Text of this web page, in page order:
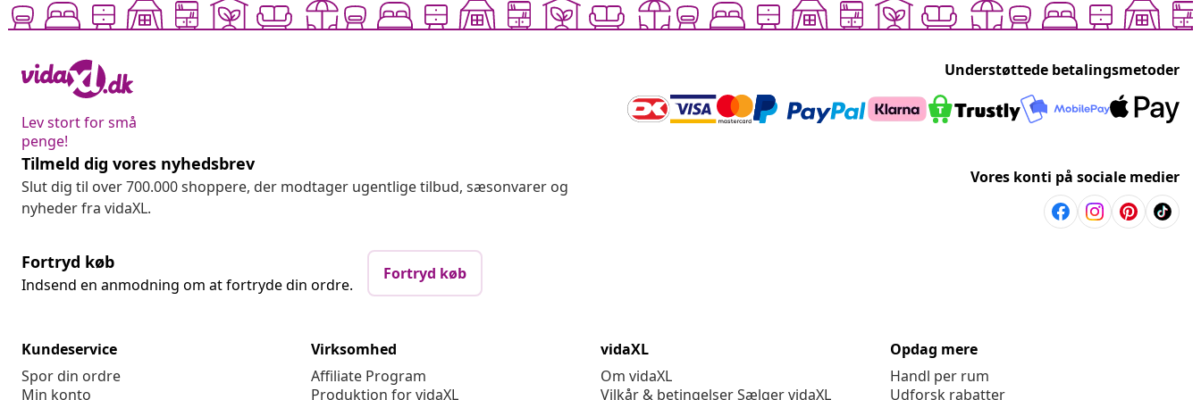
Lev stort for små
penge!
Understøttede betalingsmetoder
Tilmeld dig vores nyhedsbrev
Slut dig til over 700.000 shoppere, der modtager ugentlige tilbud, sæsonvarer og
nyheder fra vidaXL.
Vores konti på sociale medier
Fortryd køb
Indsend en anmodning om at fortryde din ordre.
Fortryd køb
Kundeservice
Spor din ordre
Min konto
Virksomhed
Affiliate Program
Produktion for vidaXL
vidaXL
Om vidaXL
Vilkår & betingelser Sælger vidaXL
Opdag mere
Handl per rum
Udforsk rabatter